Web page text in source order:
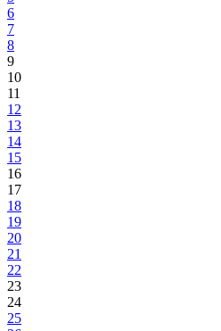
6
7
8
9
10
11
12
13
14
15
16
17
18
19
20
21
22
23
24
25